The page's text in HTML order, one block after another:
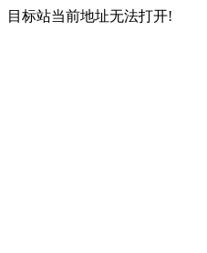
目标站当前地址无法打开!